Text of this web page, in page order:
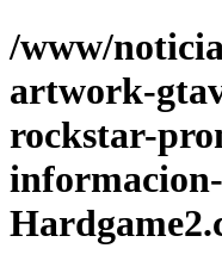
/www/
artwork-
rockstar-